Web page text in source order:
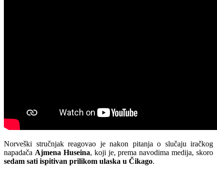
Norveški stručnjak reagovao je nakon pitanja o slučaju iračkog
napadača Ajmena Huseina, koji je, prema navodima medija, skoro
sedam sati ispitivan prilikom ulaska u Čikago.